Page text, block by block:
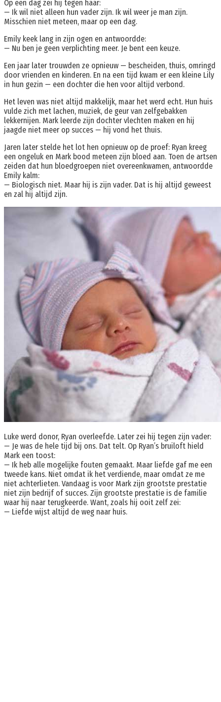
Op een dag zei hij tegen haar:
— Ik wil niet alleen hun vader zijn. Ik wil weer je man zijn.
Misschien niet meteen, maar op een dag.
Emily keek lang in zijn ogen en antwoordde:
— Nu ben je geen verplichting meer. Je bent een keuze.
Een jaar later trouwden ze opnieuw — bescheiden, thuis, omringd
door vrienden en kinderen. En na een tijd kwam er een kleine Lily
in hun gezin — een dochter die hen voor altijd verbond.
Het leven was niet altijd makkelijk, maar het werd echt. Hun huis
vulde zich met lachen, muziek, de geur van zelfgebakken
lekkernijen. Mark leerde zijn dochter vlechten maken en hij
jaagde niet meer op succes — hij vond het thuis.
Jaren later stelde het lot hen opnieuw op de proef: Ryan kreeg
een ongeluk en Mark bood meteen zijn bloed aan. Toen de artsen
zeiden dat hun bloedgroepen niet overeenkwamen, antwoordde
Emily kalm:
— Biologisch niet. Maar hij is zijn vader. Dat is hij altijd geweest
en zal hij altijd zijn.
Luke werd donor, Ryan overleefde. Later zei hij tegen zijn vader:
— Je was de hele tijd bij ons. Dat telt. Op Ryan’s bruiloft hield
Mark een toost:
— Ik heb alle mogelijke fouten gemaakt. Maar liefde gaf me een
tweede kans. Niet omdat ik het verdiende, maar omdat ze me
niet achterlieten. Vandaag is voor Mark zijn grootste prestatie
niet zijn bedrijf of succes. Zijn grootste prestatie is de familie
waar hij naar terugkeerde. Want, zoals hij ooit zelf zei:
— Liefde wijst altijd de weg naar huis.